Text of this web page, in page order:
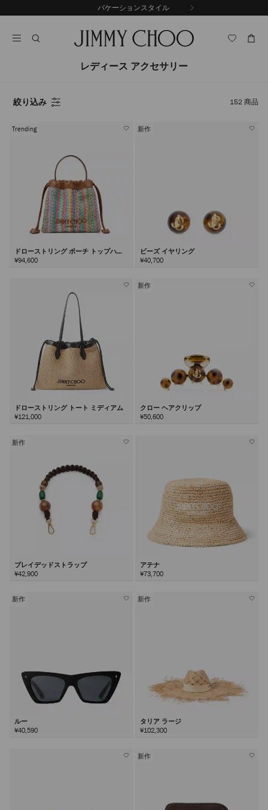
ン
ス
ラ
バケーションスタイル
レディース アクセサリー
絞り込み 152商品
Trending
ドローストリング ポーチ トップハン
ドル
¥94,600
新作
ビーズ イヤリング
¥40,700
ドローストリング トート ミディアム
¥121,000
新作
クロー ヘアクリップ
¥50,600
新作
ブレイデッドストラップ
¥42,900
アテナ
¥73,700
新作
ルー
¥40,590
新作
タリア ラージ
¥102,300
新作